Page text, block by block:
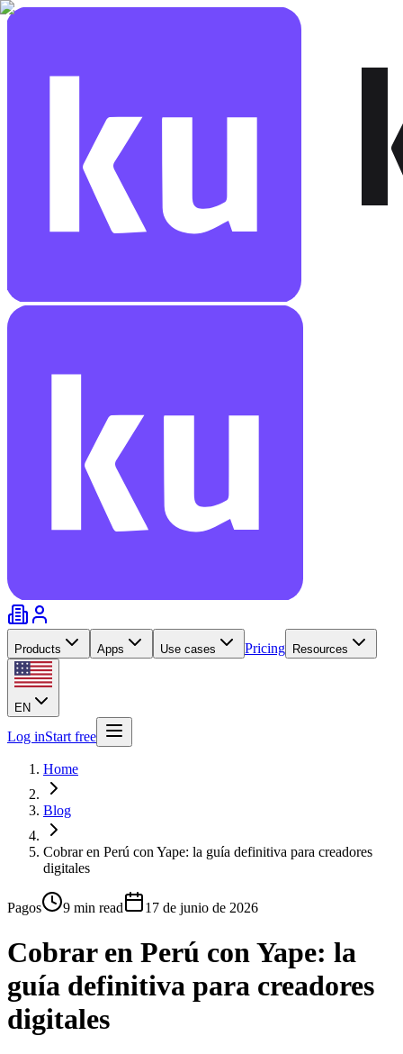
Products Apps Use cases Pricing Resources
EN
Log inStart free
Home
Blog
Cobrar en Perú con Yape: la guía definitiva para creadores
digitales
Pagos 9 min read 17 de junio de 2026
Cobrar en Perú con Yape: la
guía definitiva para creadores
digitales